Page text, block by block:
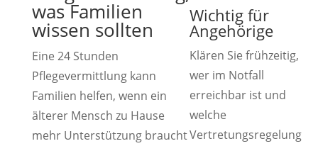
was Familien
wissen sollten
Eine 24 Stunden
Pflegevermittlung kann
Familien helfen, wenn ein
älterer Mensch zu Hause
mehr Unterstützung braucht
Wichtig für
Angehörige
Klären Sie frühzeitig,
wer im Notfall
erreichbar ist und
welche
Vertretungsregelung